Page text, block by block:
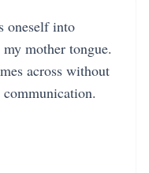
oneself into
mother tongue.
across without